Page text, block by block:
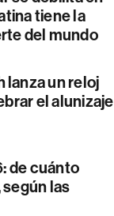
tiene la
del mundo
lanza un reloj
el alunizaje
de cuánto
las